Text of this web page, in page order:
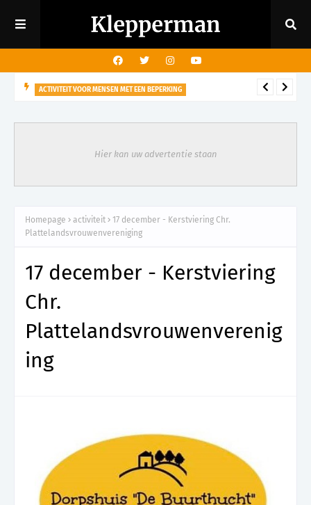
ACTIVITEIT VOOR MENSEN MET EEN BEPERKING
visuele beperking
Hier kan uw advertentie staan
Homepage activiteit
17 december - Kerstviering Chr.
Plattelandsvrouwenvereniging
17 december - Kerstviering
Chr.
Plattelandsvrouwenverenig
ing